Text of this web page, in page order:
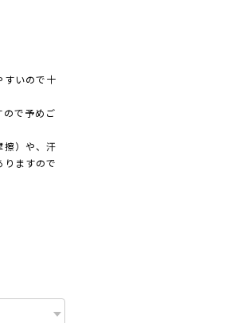
すいので十
で予めご
擦）や、汗
ますので